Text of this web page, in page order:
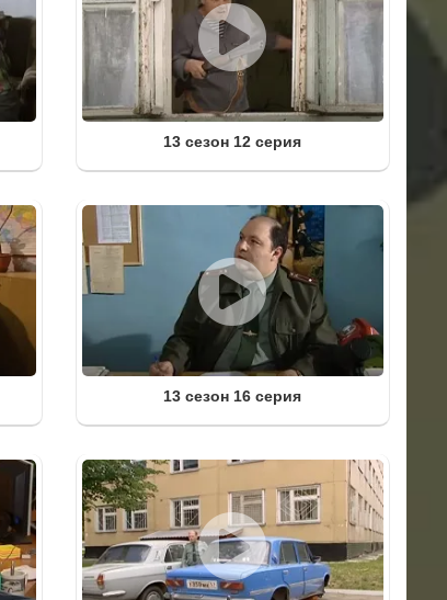
13 сезон 12 серия
13 сезон 16 серия